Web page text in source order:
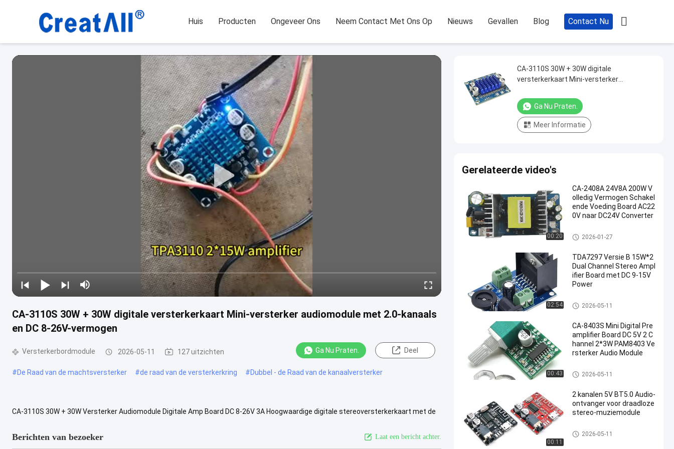
Huis Producten Ongeveer Ons Neem Contact Met Ons Op Nieuws Gevallen Blog Contact Nu 
CA-3110S 30W + 30W digitale versterkerkaart Mini-versterker audiomodule met 2.0-kanaals
en DC 8-26V-vermogen
Versterkerbordmodule 2026-05-11 127 uitzichten Ga Nu Praten. Deel
#De Raad van de machtsversterker #de raad van de versterkerkring #Dubbel - de Raad van de kanaalversterker
CA-3110S 30W + 30W Versterker Audiomodule Digitale Amp Board DC 8-26V 3A Hoogwaardige digitale stereoversterkerkaart met de
Berichten van bezoeker Laat een bericht achter.
CA-3110S 30W + 30W digitale
versterkerkaart Mini-versterker
vermogen
Ga Nu Praten.
Meer Informatie
Gerelateerde video's
00:20
CA-2408A 24V8A 200W V
olledig Vermogen Schakel
ende Voeding Board AC22
0V naar DC24V Converter
Versterkerbordmodule
2026-01-27
02:54
TDA7297 Versie B 15W*2
Dual Channel Stereo Ampl
ifier Board met DC 9-15V
Power
Versterkerbordmodule
2026-05-11
00:43
CA-8403S Mini Digital Pre
amplifier Board DC 5V 2 C
hannel 2*3W PAM8403 Ve
rsterker Audio Module
Versterkerbordmodule
2026-05-11
00:11
2 kanalen 5V BT5.0 Audio-
ontvanger voor draadloze
stereo-muziemodule
Versterkerbordmodule
2026-05-11